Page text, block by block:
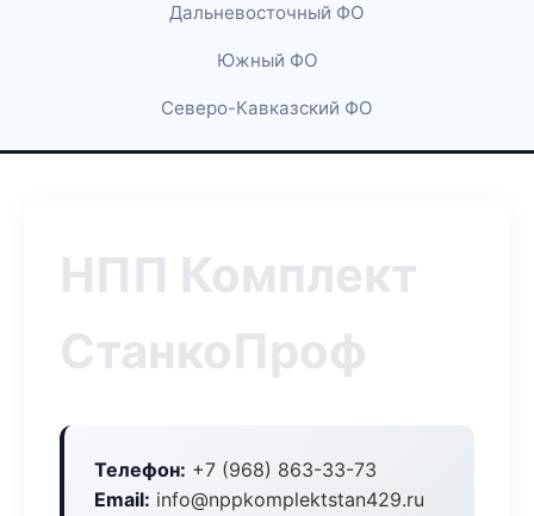
Дальневосточный ФО
Южный ФО
Северо-Кавказский ФО
НПП Комплект
СтанкоПроф
Телефон: +7 (968) 863-33-73
Email: info@nppkomplektstan429.ru